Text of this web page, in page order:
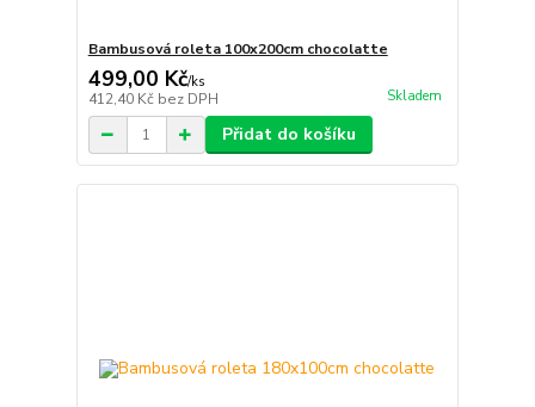
Bambusová roleta 100x200cm chocolatte
499,00 Kč/ks
412,40 Kč bez DPH Skladem
Přidat do košíku